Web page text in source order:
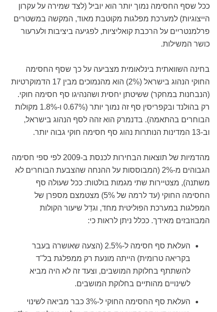
ככל שסף החסימה נמוך יותר הוא יוביל (לצד שמירה על עקרון
הייצוגיות) למערכת מפלגות מקוטבת מאוד, המקשה במשטרים
פרלמנטריים על הרכבת קואליציות, לפגיעה ביציבות ולערעור
כושר המשילות.
בחינה השוואתית בינלאומית מצביעה על כך שסף החסימה
החוקי הנהוג בישראל (2%) הוא מהנמוכים מבין 17 הדמוקרטיות
(הנבחנות במחקר) ששיטתן יחסית ושהנהיגו סף חסימה חוקי.
רק בהולנד ובקפריסין סף זה נמוך יותר (0.67% ו-1.8% מקולות
הבוחרים בהתאמה). בדנמרק הוא זהה לסף הנהוג בישראל,
וב-13 המדינות הנותרות נהוג סף חסימה חוקי גבוה יותר.
מהדמיות של תוצאות הבחירות לכנסת ב-2009 לפי ספי חסימה
הגבוהים מ-2% (המבוססות על ההנחה שהצבעת הבוחרים לא
משתנה), מצטיירות שתי מגמות בולטות: ככל שעולה סף
החסימה החוקי (עד לרמה של 5%) מצטמצם מספרן של
המפלגות במערכת הפוליטית מחד, וגדֵל שיעור הקולות
המבוזבזים מאידך. ככלל ניתן לראות כי:
העלאת סף חסימה ל-2.5% (הצעה שאושרה בעבר
בקריאה טרומית) הייתה מונעת רק ממפלגת בל"ד
להשתתף בחלוקת המושבים, וצעד זה לא היה מביא
לשינויים מהותיים בחלוקת המושבים.
העלאת סף החסימה החוקי ל-3% כבר מביאה לשינוי